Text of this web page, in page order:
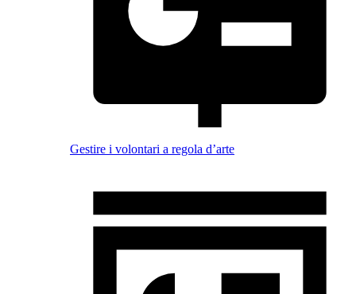
Gestire i volontari a regola d’arte